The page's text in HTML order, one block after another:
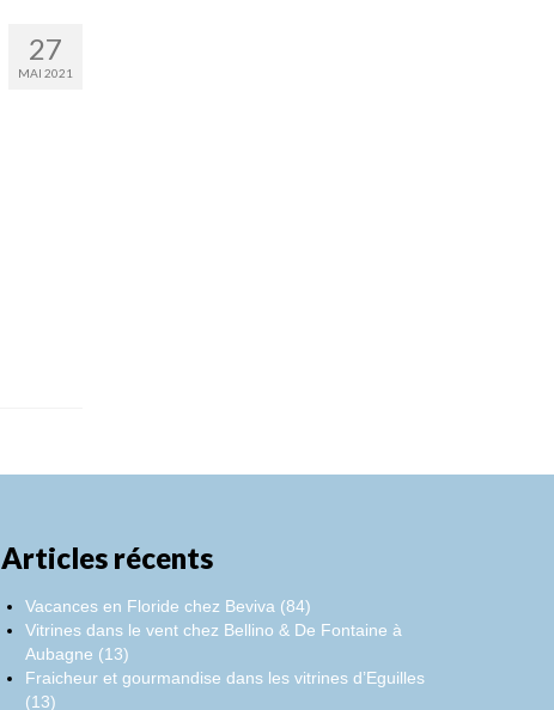
27
MAI 2021
Articles récents
Vacances en Floride chez Beviva (84)
Vitrines dans le vent chez Bellino & De Fontaine à
Aubagne (13)
Fraicheur et gourmandise dans les vitrines d’Eguilles
(13)